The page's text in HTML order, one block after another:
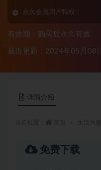
永久会员用户特权：
有效期：购买后永久有效
最近更新：2024年05月08日
详情介绍
免费下载